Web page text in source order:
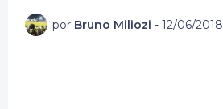
por Bruno Miliozi - 12/06/2018